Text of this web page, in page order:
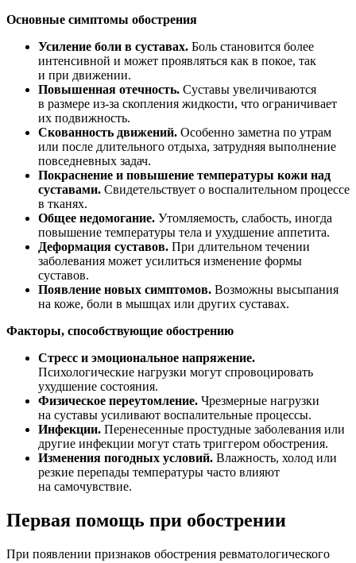
Основные симптомы обострения
Усиление боли в суставах. Боль становится более
интенсивной и может проявляться как в покое, так
и при движении.
Повышенная отечность. Суставы увеличиваются
в размере из-за скопления жидкости, что ограничивает
их подвижность.
Скованность движений. Особенно заметна по утрам
или после длительного отдыха, затрудняя выполнение
повседневных задач.
Покраснение и повышение температуры кожи над
суставами. Свидетельствует о воспалительном процессе
в тканях.
Общее недомогание. Утомляемость, слабость, иногда
повышение температуры тела и ухудшение аппетита.
Деформация суставов. При длительном течении
заболевания может усилиться изменение формы
суставов.
Появление новых симптомов. Возможны высыпания
на коже, боли в мышцах или других суставах.
Факторы, способствующие обострению
Стресс и эмоциональное напряжение.
Психологические нагрузки могут спровоцировать
ухудшение состояния.
Физическое переутомление. Чрезмерные нагрузки
на суставы усиливают воспалительные процессы.
Инфекции. Перенесенные простудные заболевания или
другие инфекции могут стать триггером обострения.
Изменения погодных условий. Влажность, холод или
резкие перепады температуры часто влияют
на самочувствие.
Первая помощь при обострении
При появлении признаков обострения ревматологического